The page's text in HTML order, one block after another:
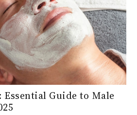
Guide to Male